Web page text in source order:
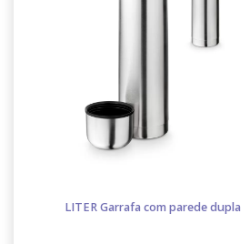
LITER Garrafa com parede dupla